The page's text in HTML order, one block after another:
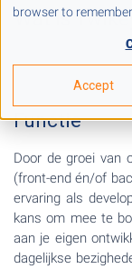
browser to
Accept
Wat is
Functie
Door de groei van
(front-end én/of
ervaring als
kans om mee te
aan je eigen
dagelijkse